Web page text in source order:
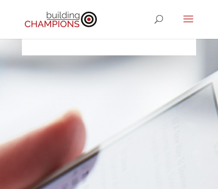
TOUCH